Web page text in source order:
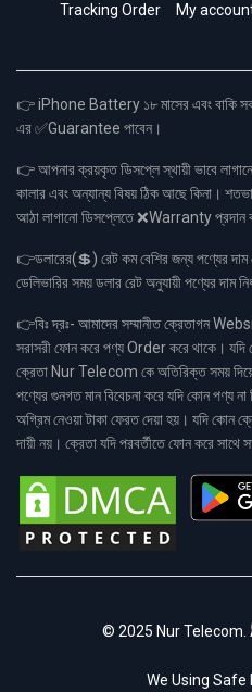
Tracking Order My
👉 iPhone Battery ১৮ মাসের এবং বাকি
এর ✅Guarantee পাবেন।
👉 আপনার ক্রয়কৃত ডিসপ্লে স্থায়ী ভাবে
কালার এবং অন্যান্য বিষয় ঠিক আছে কিনা।
আঠা লাগানো ডিসপ্লেতে ❌Warranty প্রদান
👉ডলারের(💲) রেট কম বেশির জন্য পণ্যের
ডেলিভারির সময় ডলার রেট অনুযায়ী পণ্যের দাম
👉বিঃ দ্রঃ- আমাদের সম্মানীত ক্রেতাগন
সরাসরী ফোন করে পণ্য Order করে থাকে। যদি
ক্রেতা Nur Telecom কে অতিরিক্ত সময়
পণ্যের গুনগত মান বিবেচনা করে যদি কোন পণ্য না
অগ্রিম নেওয়া টাকা ফেরত দেয়া হয়। যদি কোন
দায়ী নয়। ক্রেতা যদি পরবর্তীতে ফোন করে সাথে
© 2025 Nur Telecom.
We Using Safe